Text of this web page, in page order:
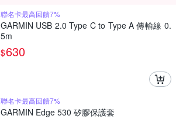
聯名卡最高回饋7%
GARMIN USB 2.0 Type C to Type A 傳輸線 0.
5m
$630
聯名卡最高回饋7%
GARMIN Edge 530 矽膠保護套